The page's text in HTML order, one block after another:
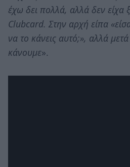
έχω δει πολλά, αλλά δεν είχα
Clubcard. Στην αρχή είπα
να το κάνεις αυτό;», αλλά
κάνουμε».